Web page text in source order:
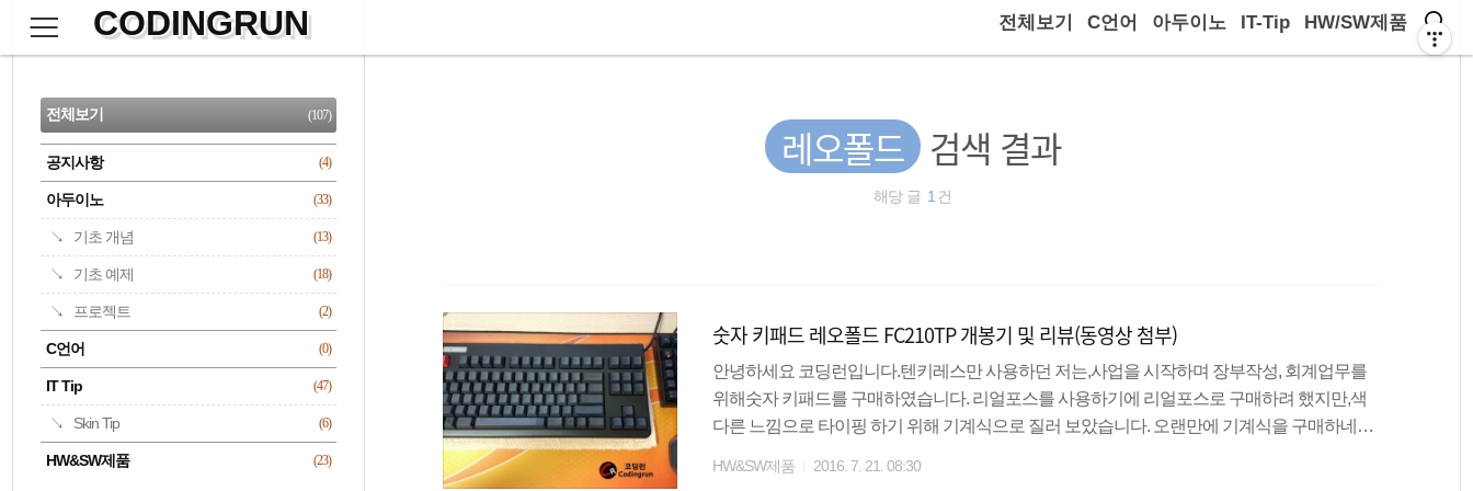
으
CODINGRUN 전체보기 C언어 아두이노 IT-Tip HW/SW제품
레오폴드 검색 결과
해당 글 1 건
숫자 키패드 레오폴드 FC210TP 개봉기 및 리뷰(동영상 첨부)
안녕하세요 코딩런입니다.텐키레스만 사용하던 저는,사업을 시작하며 장부작성, 회계업무를
위해숫자 키패드를 구매하였습니다. 리얼포스를 사용하기에 리얼포스로 구매하려 했지만,색
다른 느낌으로 타이핑 하기 위해 기계식으로 질러 보았습니다. 오랜만에 기계식을 구매하네요
HW&SW제품 2016. 7. 21. 08:30
CATEGORY
전체보기 (107)
공지사항 (4)
아두이노 (33)
기초 개념 (13)
기초 예제 (18)
프로젝트 (2)
C언어 (0)
IT Tip (47)
Skin Tip (6)
HW&SW제품 (23)
검